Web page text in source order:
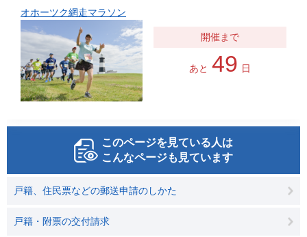
オホーツク網走マラソン
あと 49 日
このページを見ている人は
こんなページも見ています
戸籍、住民票などの郵送申請のしかた
戸籍・附票の交付請求